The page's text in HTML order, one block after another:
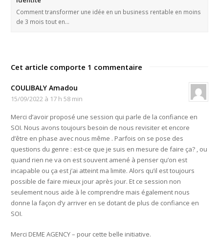
Comment transformer une idée en un business rentable en moins
de 3 mois tout en…
Cet article comporte 1 commentaire
COULIBALY Amadou
15/09/2022 à 17 h 58 min
Merci d’avoir proposé une session qui parle de la confiance en
SOI. Nous avons toujours besoin de nous revisiter et encore
d’être en phase avec nous même . Parfois on se pose des
questions du genre : est-ce que je suis en mesure de faire ça? , ou
quand rien ne va on est souvent amené à penser qu’on est
incapable ou ça est j’ai atteint ma limite. Alors qu’il est toujours
possible de faire mieux jour après jour. Et ce session non
seulement nous aide à le comprendre mais également nous
donne la façon d’y arriver en se dotant de plus de confiance en
SOI.
Merci DEME AGENCY – pour cette belle initiative.